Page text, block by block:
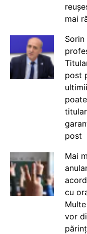
mai
post
post
Mai
cu
vor